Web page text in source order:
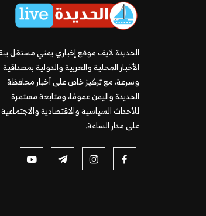
الحديدة لايف موقع إخباري يمني مستقل
الأخبار المحلية والعربية والدولية بمصداقية
وسرعة، مع تركيز خاص على أخبار محافظة
الحديدة واليمن عمومًا، ومتابعة مستمرة
للأحداث السياسية والاقتصادية والاجتماعية
على مدار الساعة.